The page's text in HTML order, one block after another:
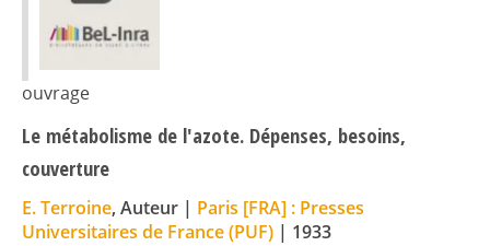
ouvrage
Le métabolisme de l'azote. Dépenses, besoins,
couverture
E. Terroine, Auteur | Paris [FRA] : Presses
Universitaires de France (PUF) | 1933